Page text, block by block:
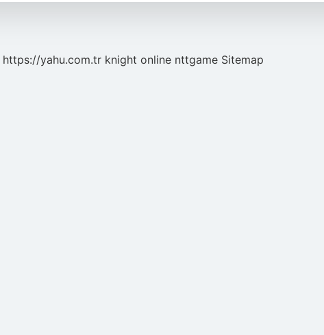
https://yahu.com.tr knight online nttgame Sitemap